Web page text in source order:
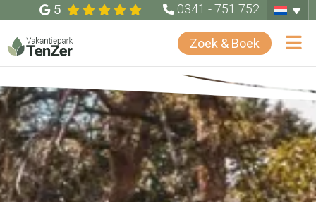
5 0341 - 751 752
Zoek & Boek